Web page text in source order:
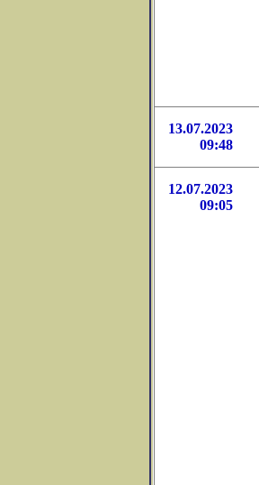
13.07.2023
09:48
12.07.2023
09:05